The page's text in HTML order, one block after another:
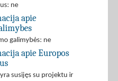
ne
apie
galimybės: ne
apie Europos
susijęs su projektu ir